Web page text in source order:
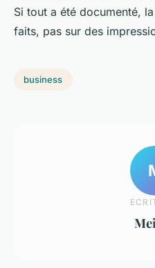
Si tout a été documenté,
faits, pas sur des
business